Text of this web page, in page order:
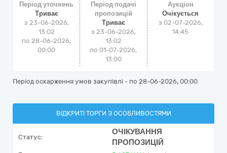
Період уточнень
Триває
з 23-06-2026,
13:02
по 28-06-2026,
00:00
Період подачі
пропозицій
Триває
з 23-06-2026,
13:02
по 01-07-2026,
13:00
Аукціон
Очікується
з 02-07-2026,
14:45
Період оскарження умов закупівлі - по 28-06-2026, 00:00
ВІДКРИТІ ТОРГИ З ОСОБЛИВОСТЯМИ
Статус:
ОЧІКУВАННЯ
ПРОПОЗИЦІЙ